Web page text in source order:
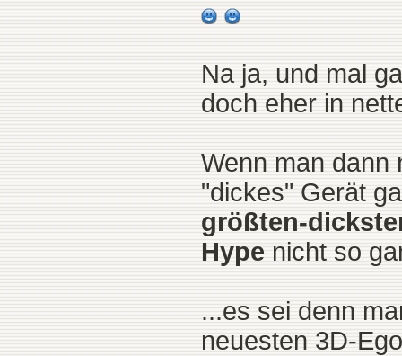
Na ja, und mal
doch eher in
Wenn man dann
"dickes" Gerät
größten-
Hype nicht so
...es sei denn
neuesten 3D-